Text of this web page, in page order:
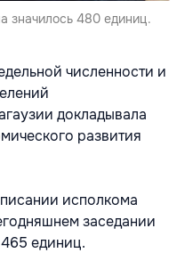
значилось 480 единиц.
численности и
докладывала
развития
исполкома
заседании
единиц.